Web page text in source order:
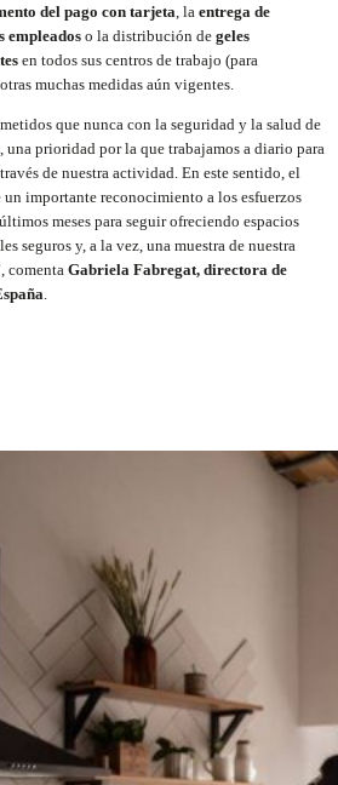
del pago con tarjeta, la entrega de
empleados o la distribución de geles
en todos sus centros de trabajo (para
muchas medidas aún vigentes.
que nunca con la seguridad y la salud de
una prioridad por la que trabajamos a diario para
de nuestra actividad. En este sentido, el
importante reconocimiento a los esfuerzos
meses para seguir ofreciendo espacios
seguros y, a la vez, una muestra de nuestra
comenta Gabriela Fabregat, directora de
.